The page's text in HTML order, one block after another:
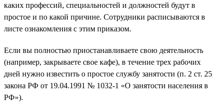
каких профессий, специальностей и должностей будут в
простое и по какой причине. Сотрудники расписываются в
листе ознакомления с этим приказом.
Если вы полностью приостанавливаете свою деятельность
(например, закрываете свое кафе), в течение трех рабочих
дней нужно известить о простое службу занятости (п. 2 ст. 25
закона РФ от 19.04.1991 № 1032-1 «О занятости населения в
РФ»).